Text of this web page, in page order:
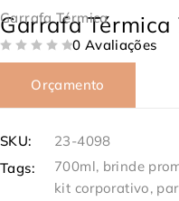
Garrafa Térmica
Garrafa Térmica
0 Avaliações
Orçamento
SKU:
23-4098
Tags:
700ml, brinde
kit corporativo,